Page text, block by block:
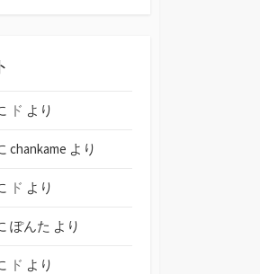
ド より
chankame より
ド より
ぽんた より
ド より